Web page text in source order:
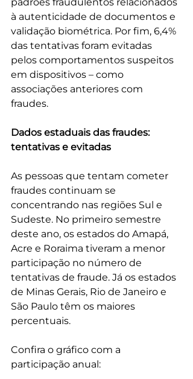
à autenticidade de documentos e
validação biométrica. Por fim, 6,4%
das tentativas foram evitadas
pelos comportamentos suspeitos
em dispositivos – como
associações anteriores com
fraudes.
Dados estaduais das fraudes:
tentativas e evitadas
As pessoas que tentam cometer
fraudes continuam se
concentrando nas regiões Sul e
Sudeste. No primeiro semestre
deste ano, os estados do Amapá,
Acre e Roraima tiveram a menor
participação no número de
tentativas de fraude. Já os estados
de Minas Gerais, Rio de Janeiro e
São Paulo têm os maiores
percentuais.
Confira o gráfico com a
participação anual: